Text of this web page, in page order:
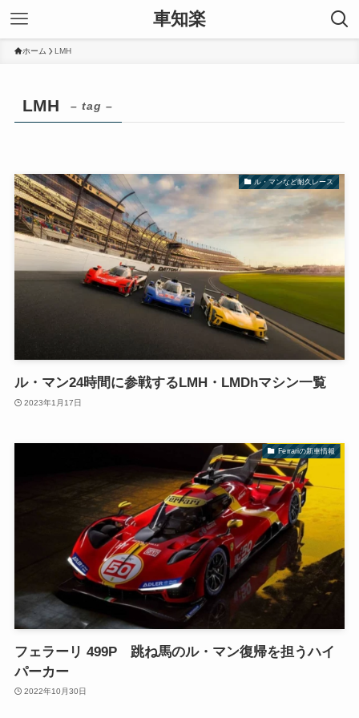
車知楽
ホーム LMH
LMH – tag –
ル・マンなど耐久レース
ル・マン24時間に参戦するLMH・LMDhマシン一覧
2023年1月17日
Ferrariの新車情報
フェラーリ 499P 跳ね馬のル・マン復帰を担うハイ
パーカー
2022年10月30日